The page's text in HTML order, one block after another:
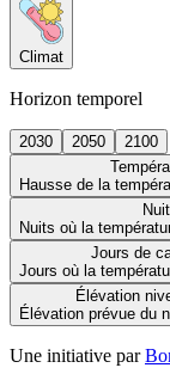
Climat
Horizon temporel
2030 2050
2100
Hausse de la
Nuits où la
Jours de
Jours où la
Élévation
Élévation prévue du
Une initiative par